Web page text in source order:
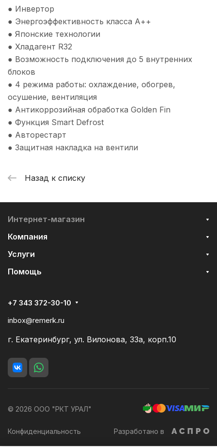
● Инвертор
● Энергоэффективность класса А++
● Японские технологии
● Хладагент R32
● Возможность подключения до 5 внутренних
блоков
● 4 режима работы: охлаждение, обогрев,
осушение, вентиляция
● Антикоррозийная обработка Golden Fin
● Функция Smart Defrost
● Авторестарт
● Защитная накладка на вентили
Назад к списку
Интернет-магазин
Компания
Услуги
Помощь
+7 343 372-30-10
inbox@remerk.ru
г. Екатеринбург, ул. Вилонова, 33а, корп.10
© 2026 ООО "РКТ УРАЛ"
Конфиденциальность Разработано в